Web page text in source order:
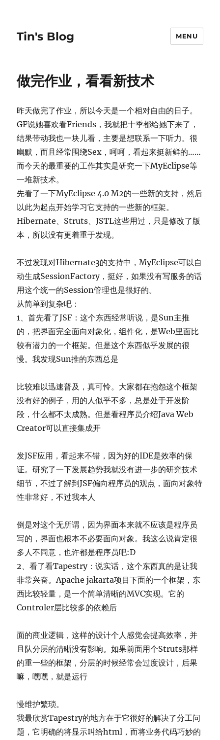
Tin's Blog MENU
做完作业，看看新技术
昨天做完了作业，所以今天是一个相对自由的日子。
GF说她喜欢看Friends，我就把十季都给她下来了，
结果带动我也一块儿看，主要是想联系一下听力。很
幽默，而且经常围绕Sex，呵呵，看起来挺新鲜的……
而今天的最重要的工作其实是研究一下MyEclipse等
一堆新技术。
先看了一下MyEclipse 4.0 M2的一些新的支持，然后
以此为起点开始学习它支持的一些新的框架。
Hibernate、Struts、JSTL这些用过，只是修改了版
本，所以没有更着重于发现。
不过发现对Hibernate3的支持中，MyEclipse可以自
动生成SessionFactory，挺好，如果没有写服务的话
用这个统一的Session管理也是很好的。
从简单到复杂吧：
1、首先看了JSF：这个东西经常听说，是Sun主推
的，把界面完全面向对象化，组件化，是Web里面比
较有潜力的一个框架。但是这个东西似乎发展的很
慢。我发现Sun推的东西总是
比较难以迅速普及，真可怜。大家都在抱怨这个框架
没有好的例子，用的人似乎不多，总是处于开发阶
段，什么都不太成熟。但是看程序员介绍Java Web
Creator可以直接集成开
发JSF应用，看起来不错，因为好的IDE是效率的保
证。研究了一下发展趋势我就没有进一步的研究技术
细节，不过了解到JSF偏向程序员的观点，面向对象特
性非常好，不过我本人
倒是对这个无所谓，因为界面本来就不应该是程序员
写的，界面也根本不必要面向对象。我这么说肯定很
多人不同意，也许都是程序员吧:D
2、看了看Tapestry：说实话，这个东西真的是让我
非常兴奋。Apache jakarta项目下面的一个框架，东
西比较轻量，是一个简单清晰的MVC实现。它的
Controler层比较多的依赖后
面的商业逻辑，这样的设计个人感觉会提高效率，并
且队分层的清晰没有影响。如果前面用个Struts那样
的重一些的框架，分层的时候经常会过度设计，后果
嘛，嘿嘿，就是运行
慢维护繁琐。
我最欣赏Tapestry的地方在于它很好的解决了分工问
题，它明确的将显示叫给html，而将业务代码巧妙的